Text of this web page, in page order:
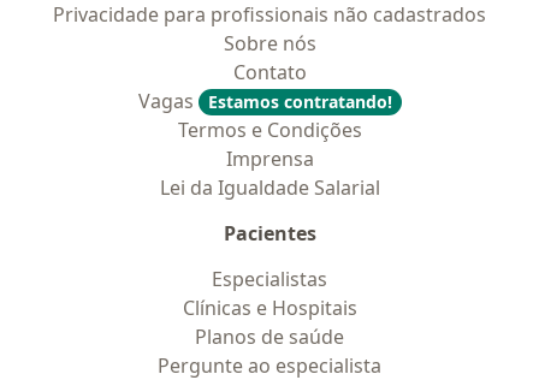
Privacidade para profissionais não cadastrados
Sobre nós
Contato
Vagas
Estamos contratando!
Termos e Condições
Imprensa
Lei da Igualdade Salarial
Pacientes
Especialistas
Clínicas e Hospitais
Planos de saúde
Pergunte ao especialista